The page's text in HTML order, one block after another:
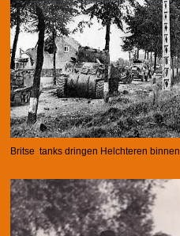
Britse tanks dringen Helchteren binnen